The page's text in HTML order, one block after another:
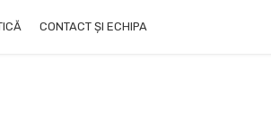
CONTACT ȘI ECHIPA